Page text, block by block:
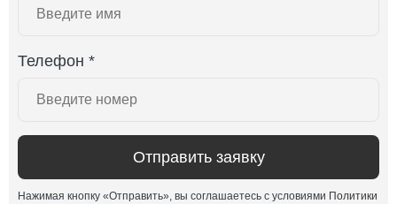
Телефон *
Отправить заявку
Нажимая кнопку «Отправить», вы соглашаетесь с условиями Политики